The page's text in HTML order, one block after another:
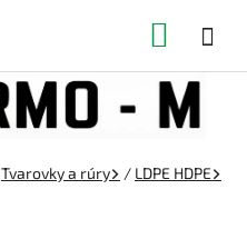
Tvarovky a rúry / LDPE HDPE